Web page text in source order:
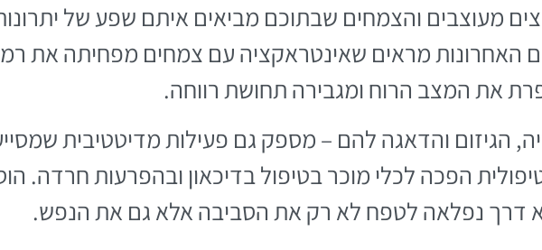
מעוצבים והצמחים שבתוכם מביאים איתם שפע של
האחרונות מראים שאינטראקציה עם צמחים מפחיתה את
את המצב הרוח ומגבירה תחושת רווחה.
הגיזום והדאגה להם – מספק גם פעילות מדיטטיבית
הפכה לכלי מוכר בטיפול בדיכאון ובהפרעות חרדה.
דרך נפלאה לטפח לא רק את הסביבה אלא גם את הנפש.